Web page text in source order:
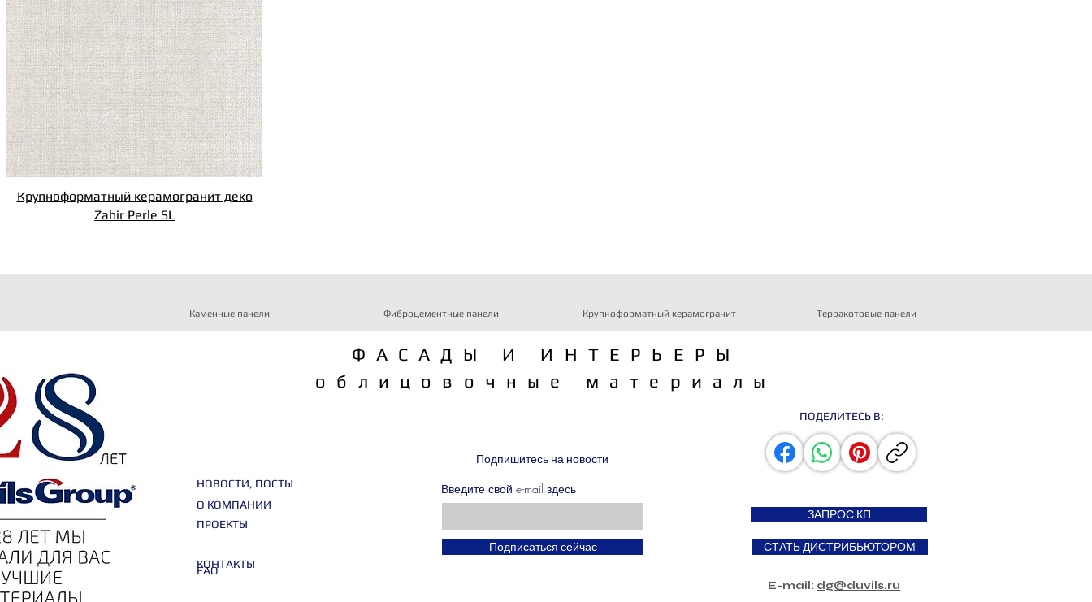
Крупноформатный керамогранит деко
Zahir Perle SL
Каменные панели Фиброцементные панели Крупноформатный керамогранит Терракотовые панели
ФАСАДЫ И ИНТЕРЬЕРЫ
облицовочные материалы
ПОДЕЛИТЕСЬ В:
Подпишитесь на новости
НОВОСТИ, ПОСТЫ
О КОМПАНИИ
ПРОЕКТЫ
КОНТАКТЫ
FAQ
Введите свой e-mail здесь
Подписаться сейчас
ЗАПРОС КП
СТАТЬ ДИСТРИБЬЮТОРОМ
E-mail: dg@duvils.ru